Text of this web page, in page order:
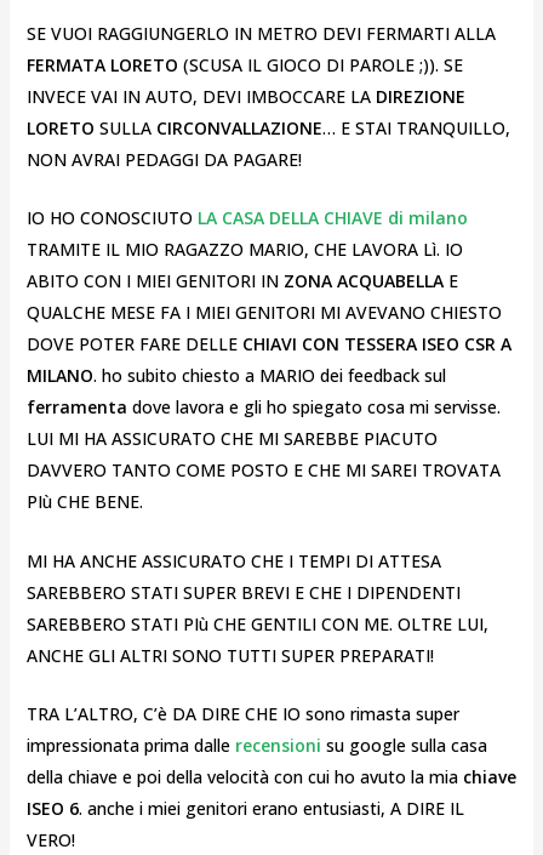
SE VUOI RAGGIUNGERLO IN METRO DEVI FERMARTI ALLA
FERMATA LORETO (SCUSA IL GIOCO DI PAROLE ;)). SE
INVECE VAI IN AUTO, DEVI IMBOCCARE LA DIREZIONE
LORETO SULLACIRCONVALLAZIONE… E STAI TRANQUILLO,
NON AVRAI PEDAGGI DA PAGARE!
IO HO CONOSCIUTO LA CASA DELLA CHIAVE di milano
TRAMITE IL MIO RAGAZZO MARIO, CHE LAVORA Lì. IO
ABITO CON I MIEI GENITORI IN ZONA ACQUABELLA E
QUALCHE MESE FA I MIEI GENITORI MI AVEVANO CHIESTO
DOVE POTER FARE DELLECHIAVI CON TESSERA ISEO CSR A
MILANO. ho subito chiesto a MARIO dei feedback sul
ferramenta dove lavora e gli ho spiegato cosa mi servisse.
LUI MI HA ASSICURATO CHE MI SAREBBE PIACUTO
DAVVERO TANTO COME POSTO E CHE MI SAREI TROVATA
PIù CHE BENE.
MI HA ANCHE ASSICURATO CHE I TEMPI DI ATTESA
SAREBBERO STATI SUPER BREVI E CHE I DIPENDENTI
SAREBBERO STATI PIù CHE GENTILI CON ME. OLTRE LUI,
ANCHE GLI ALTRI SONO TUTTI SUPER PREPARATI!
TRA L’ALTRO, C’è DA DIRE CHE IO sono rimasta super
impressionata prima dalle recensioni su google sulla casa
della chiave e poi della velocità con cui ho avuto la mia chiave
ISEO 6. anche i miei genitori erano entusiasti, A DIRE IL
VERO!